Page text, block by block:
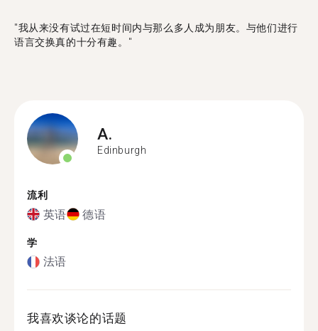
"我从来没有试过在短时间内与那么多人成为朋友。与他们进行
语言交换真的十分有趣。"
A.
Edinburgh
流利
英语 德语
学
法语
我喜欢谈论的话题